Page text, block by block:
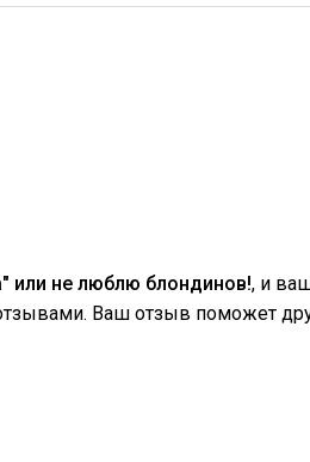
или не люблю блондинов!, и
Ваш отзыв поможет